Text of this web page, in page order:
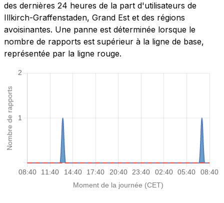
des dernières 24 heures de la part d'utilisateurs de
Illkirch-Graffenstaden, Grand Est et des régions
avoisinantes. Une panne est déterminée lorsque le
nombre de rapports est supérieur à la ligne de base,
représentée par la ligne rouge.